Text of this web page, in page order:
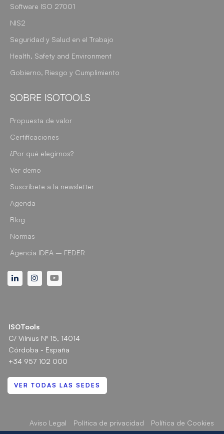
Software ISO 27001
NIS2
Seguridad y Salud en el Trabajo
Health, Safety and Environment
Gobierno, Riesgo y Cumplimiento
SOBRE ISOTOOLS
Propuesta de valor
Certificaciones
¿Por qué elegirnos?
Ver demo
Suscríbete a la newsletter
Agenda
Blog
Normas
Agencia IDEA – FEDER
LinkedinInstagramYoutube
ISOTools
C/ Vilnius Nº 15, 14014
Córdoba - España
+34 957 102 000
VER TODAS LAS SEDES
Aviso Legal Política de privacidad Política de Cookies